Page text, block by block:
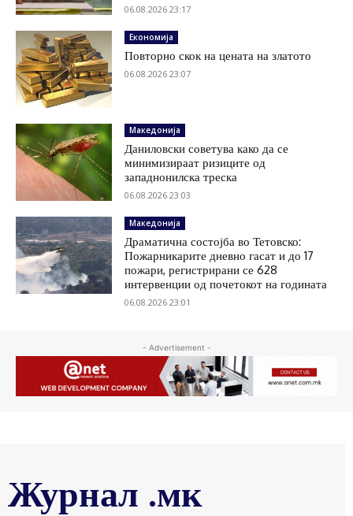
06.08.2026 23:17
Економија
Повторно скок на цената на златото
06.08.2026 23:07
Македонија
Даниловски советува како да се
минимизираат ризиците од
западнонилска треска
06.08.2026 23:03
Македонија
Драматична состојба во Тетовско:
Пожарникарите дневно гасат и до 17
пожари, регистрирани се 628
интервенции од почетокот на годината
06.08.2026 23:01
- Advertisement -
Журнал .мк